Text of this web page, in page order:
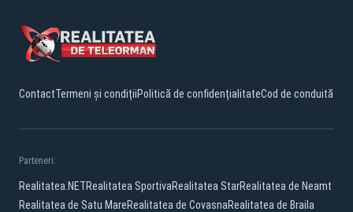
ContactTermeni și condițiiPolitică de confidențialitateCod de conduită
Parteneri:
Realitatea.NETRealitatea SportivaRealitatea StarRealitatea de Neamt
Realitatea de Satu MareRealitatea de CovasnaRealitatea de Braila